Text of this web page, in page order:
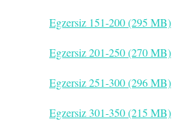
Egzersiz 151-200 (295 MB)
Egzersiz 201-250 (270 MB)
Egzersiz 251-300 (296 MB)
Egzersiz 301-350 (215 MB)